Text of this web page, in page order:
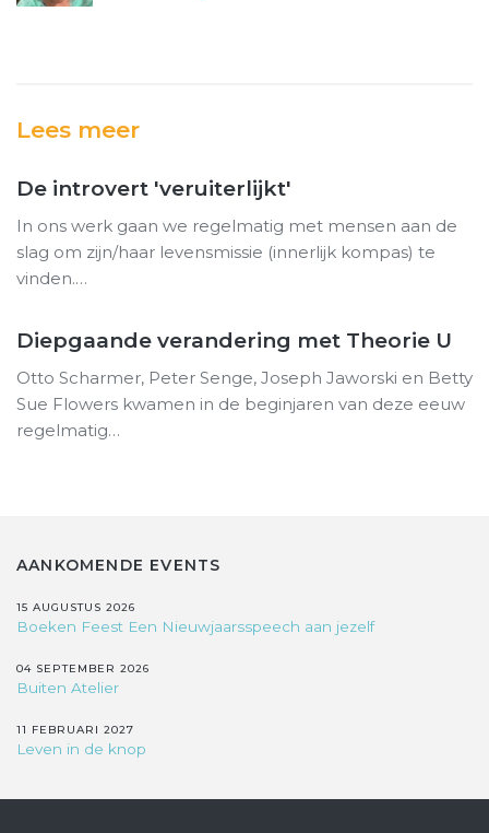
Lees meer
De introvert 'veruiterlijkt'
In ons werk gaan we regelmatig met mensen aan de
slag om zijn/haar levensmissie (innerlijk kompas) te
vinden.…
Diepgaande verandering met Theorie U
Otto Scharmer, Peter Senge, Joseph Jaworski en Betty
Sue Flowers kwamen in de beginjaren van deze eeuw
regelmatig…
AANKOMENDE EVENTS
15 AUGUSTUS 2026
Boeken Feest Een Nieuwjaarsspeech aan jezelf
04 SEPTEMBER 2026
Buiten Atelier
11 FEBRUARI 2027
Leven in de knop